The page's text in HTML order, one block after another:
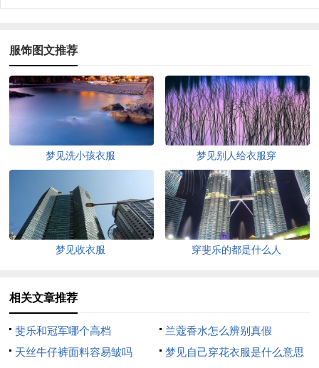
服饰图文推荐
梦见洗小孩衣服 梦见别人给衣服穿
梦见收衣服 穿斐乐的都是什么人
相关文章推荐
斐乐和冠军哪个高档
兰蔻香水怎么辨别真假
天丝牛仔裤面料容易皱吗
梦见自己穿花衣服是什么意思